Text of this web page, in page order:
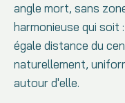
angle mort, sans
harmonieuse qui soit
égale distance du
naturellement,
autour d'elle.